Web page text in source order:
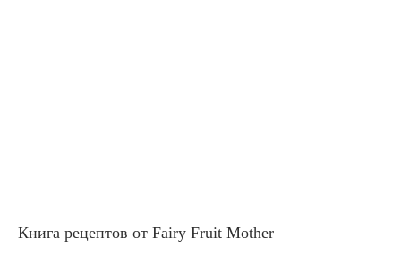
Книга рецептов от Fairy Fruit Mother